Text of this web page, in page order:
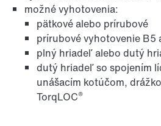
možné vyhotovenia:
pätkové alebo prírubové
prírubové vyhotovenie B5
plný hriadeľ alebo dutý
dutý hriadeľ so spojením
unášacím kotúčom,
TorqLOC®